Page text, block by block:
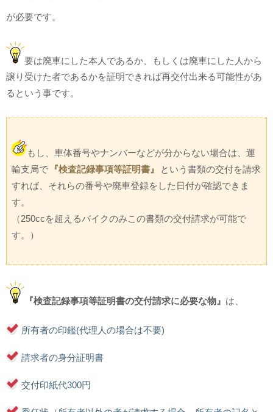
が必要です。
要は廃車にした本人であるか、もしくは廃車にした人から
譲り受けた者であるかを証明できれば再交付出来る可能性があ
るという事です。
もし、車体番号やナンバーなどが分からない場合は、運
輸支局で
『検査記録事項等証明書』
という書類の交付を請求
すれば、それらの番号や廃車登録をした日付が確認できま
す。
（250ccを超えるバイクのみこの書類の交付請求が可能で
す。）
『検査記録事項等証明書の交付請求に必要な物』 は、
所有者の印鑑(代理人の場合は不要)
請求者の身分証明書
交付印紙代300円